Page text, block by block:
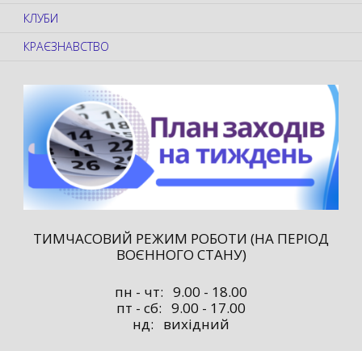
КЛУБИ
КРАЄЗНАВСТВО
ТИМЧАСОВИЙ РЕЖИМ РОБОТИ (НА ПЕРІОД
ВОЄННОГО СТАНУ)
пн - чт: 9.00 - 18.00
пт - сб: 9.00 - 17.00
нд: вихідний